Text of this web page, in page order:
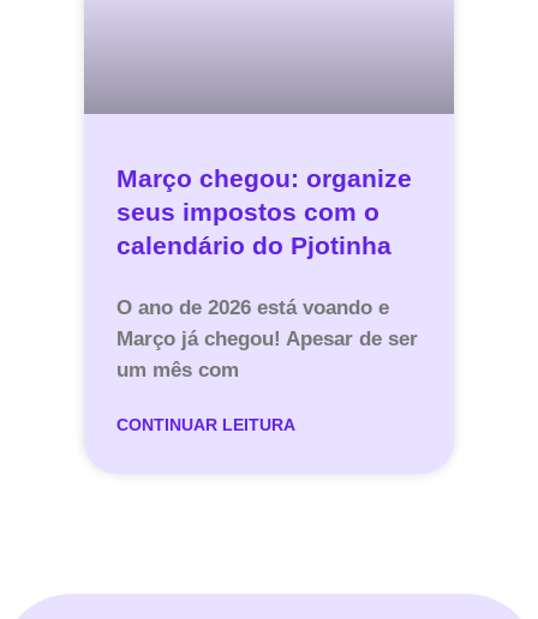
Março chegou: organize
seus impostos com o
calendário do Pjotinha
O ano de 2026 está voando e
Março já chegou! Apesar de ser
um mês com
CONTINUAR LEITURA